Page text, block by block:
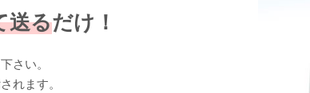
送るだけ！
さい。
れます。